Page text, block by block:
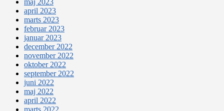
maj 2023
april 2023
marts 2023
februar 2023
januar 2023
december 2022
november 2022
oktober 2022
september 2022
juni 2022
maj 2022
april 2022
marts 2022